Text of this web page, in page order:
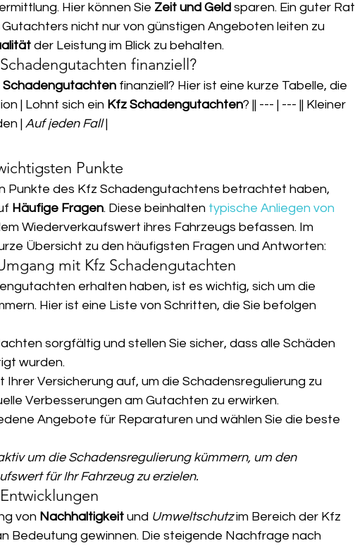
Hier können Sie Zeit und Geld sparen. Ein guter Rat
nicht nur von günstigen Angeboten leiten zu
der Leistung im Blick zu behalten.
finanziell?
Schadengutachten finanziell? Hier ist eine kurze Tabelle, die
| Lohnt sich ein Kfz Schadengutachten? || --- | --- || Kleiner
| Auf jeden Fall |
Punkte
Punkte des Kfz Schadengutachtens betrachtet haben,
Häufige Fragen. Diese beinhalten typische Anliegen von
Wiederverkaufswert ihres Fahrzeugs befassen. Im
Übersicht zu den häufigsten Fragen und Antworten:
mit Kfz Schadengutachten
erhalten haben, ist es wichtig, sich um die
Hier ist eine Liste von Schritten, die Sie befolgen
sorgfältig und stellen Sie sicher, dass alle Schäden
wurden.
Ihrer Versicherung auf, um die Schadensregulierung zu
Verbesserungen am Gutachten zu erwirken.
Angebote für Reparaturen und wählen Sie die beste
um die Schadensregulierung kümmern, um den
für Ihr Fahrzeug zu erzielen.
von Nachhaltigkeit und Umweltschutz im Bereich der Kfz
Bedeutung gewinnen. Die steigende Nachfrage nach